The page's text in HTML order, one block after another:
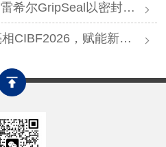
以密封连接硬核实力圈粉
，赋能新能源产业绿色发展